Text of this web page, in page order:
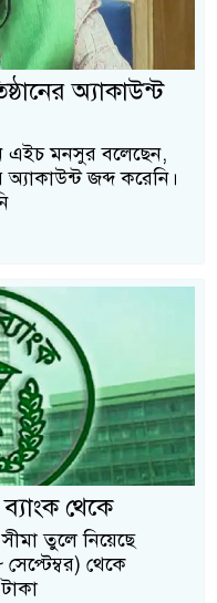
অ্যাকাউন্ট
এইচ মনসুর বলেছেন,
অ্যাকাউন্ট জব্দ করেনি।
থেকে
তুলে নিয়েছে
থেকে